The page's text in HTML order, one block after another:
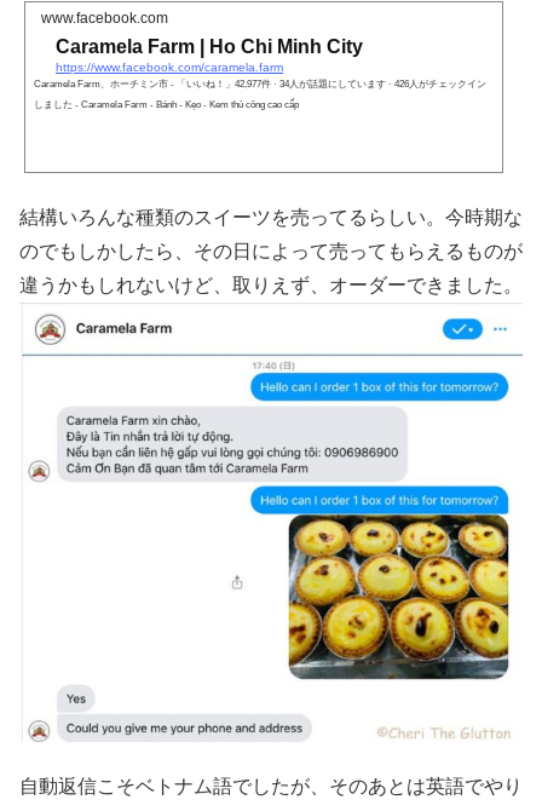
www.facebook.com
Caramela Farm | Ho Chi Minh City
https://www.facebook.com/caramela.farm
Caramela Farm、ホーチミン市 - 「いいね！」42,977件 · 34人が話題にしています · 426人がチェックイン
しました - Caramela Farm - Bánh - Kẹo - Kem thủ công cao cấp
結構いろんな種類のスイーツを売ってるらしい。今時期な
のでもしかしたら、その日によって売ってもらえるものが
違うかもしれないけど、取りえず、オーダーできました。
自動返信こそベトナム語でしたが、そのあとは英語でやり